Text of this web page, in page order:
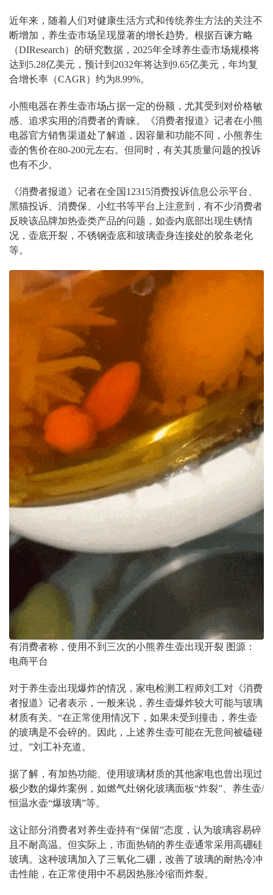
近年来，随着人们对健康生活方式和传统养生方法的关注不
断增加，养生壶市场呈现显著的增长趋势。根据百谏方略
（DIResearch）的研究数据，2025年全球养生壶市场规模将
达到5.28亿美元，预计到2032年将达到9.65亿美元，年均复
合增长率（CAGR）约为8.99%。
小熊电器在养生壶市场占据一定的份额，尤其受到对价格敏
感、追求实用的消费者的青睐。《消费者报道》记者在小熊
电器官方销售渠道处了解道，因容量和功能不同，小熊养生
壶的售价在80-200元左右。但同时，有关其质量问题的投诉
也有不少。
《消费者报道》记者在全国12315消费投诉信息公示平台、
黑猫投诉、消费保、小红书等平台上注意到，有不少消费者
反映该品牌加热壶类产品的问题，如壶内底部出现生锈情
况，壶底开裂，不锈钢壶底和玻璃壶身连接处的胶条老化
等。
有消费者称，使用不到三次的小熊养生壶出现开裂 图源：
电商平台
对于养生壶出现爆炸的情况，家电检测工程师刘工对《消费
者报道》记者表示，一般来说，养生壶爆炸较大可能与玻璃
材质有关。“在正常使用情况下，如果未受到撞击，养生壶
的玻璃是不会碎的。因此，上述养生壶可能在无意间被磕碰
过。”刘工补充道。
据了解，有加热功能、使用玻璃材质的其他家电也曾出现过
极少数的爆炸案例，如燃气灶钢化玻璃面板“炸裂”、养生壶/
恒温水壶“爆玻璃”等。
这让部分消费者对养生壶持有“保留”态度，认为玻璃容易碎
且不耐高温。但实际上，市面热销的养生壶通常采用高硼硅
玻璃。这种玻璃加入了三氧化二硼，改善了玻璃的耐热冷冲
击性能，在正常使用中不易因热胀冷缩而炸裂。